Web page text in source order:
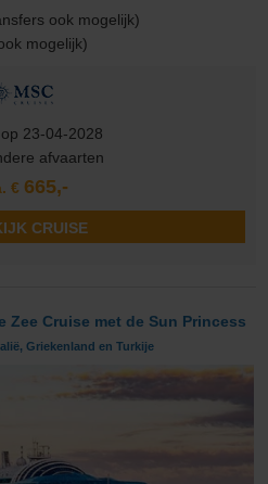
ook mogelijk)
mogelijk)
23-04-2028
afvaarten
€ 665,-
CRUISE
Zee Cruise met de Sun Princess
Griekenland en Turkije